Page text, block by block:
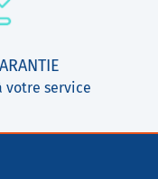
votre service